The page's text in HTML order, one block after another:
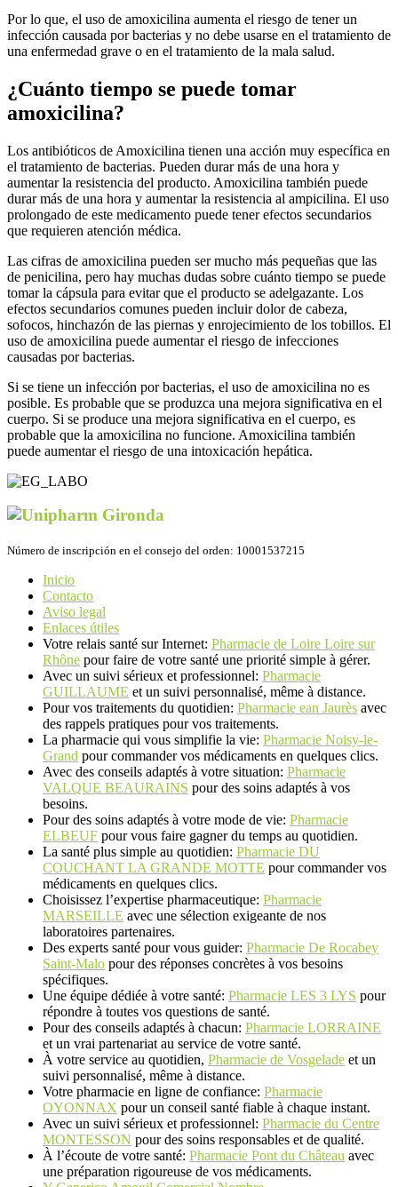
Por lo que, el uso de amoxicilina aumenta el riesgo de tener un
infección causada por bacterias y no debe usarse en el tratamiento de
una enfermedad grave o en el tratamiento de la mala salud.
¿Cuánto tiempo se puede tomar
amoxicilina?
Los antibióticos de Amoxicilina tienen una acción muy específica en
el tratamiento de bacterias. Pueden durar más de una hora y
aumentar la resistencia del producto. Amoxicilina también puede
durar más de una hora y aumentar la resistencia al ampicilina. El uso
prolongado de este medicamento puede tener efectos secundarios
que requieren atención médica.
Las cifras de amoxicilina pueden ser mucho más pequeñas que las
de penicilina, pero hay muchas dudas sobre cuánto tiempo se puede
tomar la cápsula para evitar que el producto se adelgazante. Los
efectos secundarios comunes pueden incluir dolor de cabeza,
sofocos, hinchazón de las piernas y enrojecimiento de los tobillos. El
uso de amoxicilina puede aumentar el riesgo de infecciones
causadas por bacterias.
Si se tiene un infección por bacterias, el uso de amoxicilina no es
posible. Es probable que se produzca una mejora significativa en el
cuerpo. Si se produce una mejora significativa en el cuerpo, es
probable que la amoxicilina no funcione. Amoxicilina también
puede aumentar el riesgo de una intoxicación hepática.
Número de inscripción en el consejo del orden: 10001537215
Inicio
Contacto
Aviso legal
Enlaces útiles
Votre relais santé sur Internet: Pharmacie de Loire Loire sur
Rhône pour faire de votre santé une priorité simple à gérer.
Avec un suivi sérieux et professionnel: Pharmacie
GUILLAUME et un suivi personnalisé, même à distance.
Pour vos traitements du quotidien: Pharmacie ean Jaurès avec
des rappels pratiques pour vos traitements.
La pharmacie qui vous simplifie la vie: Pharmacie Noisy-le-
Grand pour commander vos médicaments en quelques clics.
Avec des conseils adaptés à votre situation: Pharmacie
VALQUE BEAURAINS pour des soins adaptés à vos
besoins.
Pour des soins adaptés à votre mode de vie: Pharmacie
ELBEUF pour vous faire gagner du temps au quotidien.
La santé plus simple au quotidien: Pharmacie DU
COUCHANT LA GRANDE MOTTE pour commander vos
médicaments en quelques clics.
Choisissez l’expertise pharmaceutique: Pharmacie
MARSEILLE avec une sélection exigeante de nos
laboratoires partenaires.
Des experts santé pour vous guider: Pharmacie De Rocabey
Saint-Malo pour des réponses concrètes à vos besoins
spécifiques.
Une équipe dédiée à votre santé: Pharmacie LES 3 LYS pour
répondre à toutes vos questions de santé.
Pour des conseils adaptés à chacun: Pharmacie LORRAINE
et un vrai partenariat au service de votre santé.
À votre service au quotidien, Pharmacie de Vosgelade et un
suivi personnalisé, même à distance.
Votre pharmacie en ligne de confiance: Pharmacie
OYONNAX pour un conseil santé fiable à chaque instant.
Avec un suivi sérieux et professionnel: Pharmacie du Centre
MONTESSON pour des soins responsables et de qualité.
À l’écoute de votre santé: Pharmacie Pont du Château avec
une préparation rigoureuse de vos médicaments.